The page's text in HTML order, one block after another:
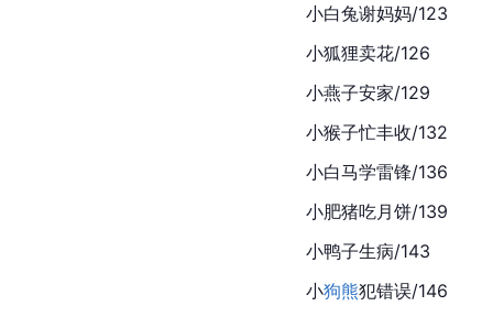
小白兔谢妈妈/123
小狐狸卖花/126
小燕子安家/129
小猴子忙丰收/132
小白马学雷锋/136
小肥猪吃月饼/139
小鸭子生病/143
小狗熊犯错误/146